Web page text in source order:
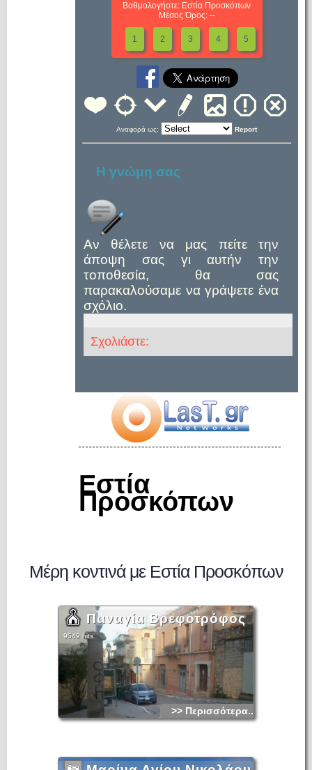
Βαθμολογήστε: Εστία Προσκόπων
Μέσος Όρος: --
1 2 3 4 5
Αναφορά ως: Report
Η γνώμη σας
Αν θέλετε να μας πείτε την
άποψη σας γι αυτήν την
τοποθεσία, θα σας
παρακαλούσαμε να γράψετε ένα
σχόλιο.
Σχολιάστε:
Εστία
Προσκόπων
Μέρη κοντινά με Εστία Προσκόπων
Παναγία Βρεφοτρόφος
9549 hits
>> Περισσότερα...